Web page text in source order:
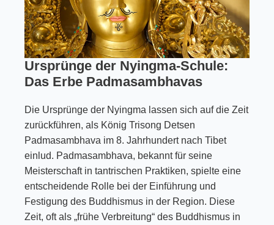
Ursprünge der Nyingma-Schule:
Das Erbe Padmasambhavas
Die Ursprünge der Nyingma lassen sich auf die Zeit
zurückführen, als König Trisong Detsen
Padmasambhava im 8. Jahrhundert nach Tibet
einlud. Padmasambhava, bekannt für seine
Meisterschaft in tantrischen Praktiken, spielte eine
entscheidende Rolle bei der Einführung und
Festigung des Buddhismus in der Region. Diese
Zeit, oft als „frühe Verbreitung“ des Buddhismus in